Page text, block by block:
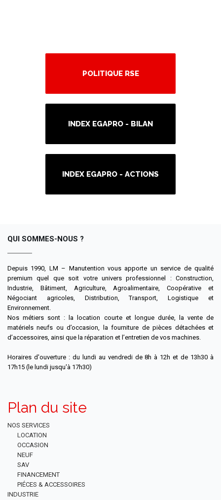
POLITIQUE RSE
INDEX EGAPRO - BILAN
INDEX EGAPRO - ACTIONS
QUI SOMMES-NOUS ?
Depuis 1990, LM – Manutention vous apporte un service de qualité
premium quel que soit votre univers professionnel : Construction,
Industrie, Bâtiment, Agriculture, Agroalimentaire, Coopérative et
Négociant agricoles, Distribution, Transport, Logistique et
Environnement.
Nos métiers sont : la location courte et longue durée, la vente de
matériels neufs ou d’occasion, la fourniture de pièces détachées et
d’accessoires, ainsi que la réparation et l’entretien de vos machines.
Horaires d'ouverture : du lundi au vendredi de 8h à 12h et de 13h30 à
17h15 (le lundi jusqu'à 17h30)
Plan du site
NOS SERVICES
LOCATION
OCCASION
NEUF
SAV
FINANCEMENT
PIÉCES & ACCESSOIRES
INDUSTRIE